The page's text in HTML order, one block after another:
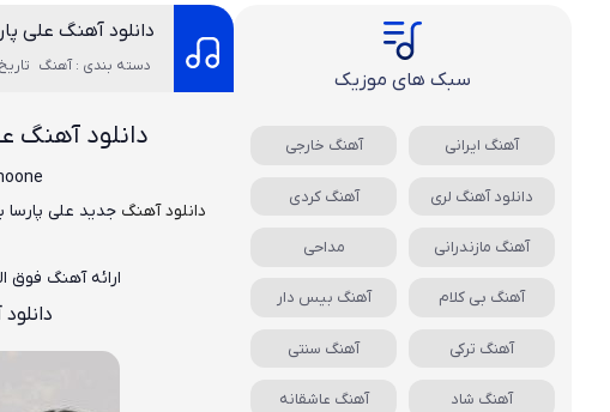
دانلود آهنگ علی
دسته بندی : آهنگ تاریخ
دانلود آهنگ
دانلود آهنگ جدید علی پارسا
ارائه آهنگ فوق
سبک های موزیک
آهنگ ایرانی آهنگ خارجی
دانلود آهنگ لری آهنگ کردی
آهنگ مازندرانی مداحی
آهنگ بی کلام آهنگ بیس دار
آهنگ ترکی آهنگ سنتی
آهنگ شاد آهنگ عاشقانه